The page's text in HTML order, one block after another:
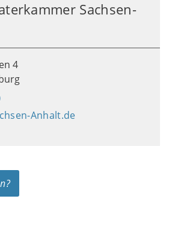
Sachsen-
4
Anhalt.de